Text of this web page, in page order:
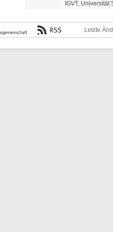
IGVT, Universität
Letzte